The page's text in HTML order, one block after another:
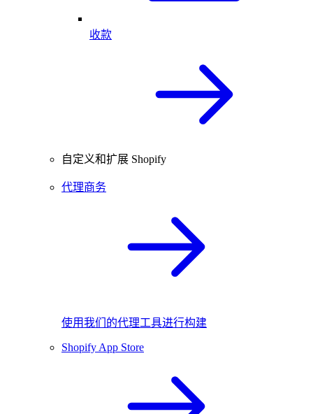
收款
自定义和扩展 Shopify
代理商务
使用我们的代理工具进行构建
Shopify App Store